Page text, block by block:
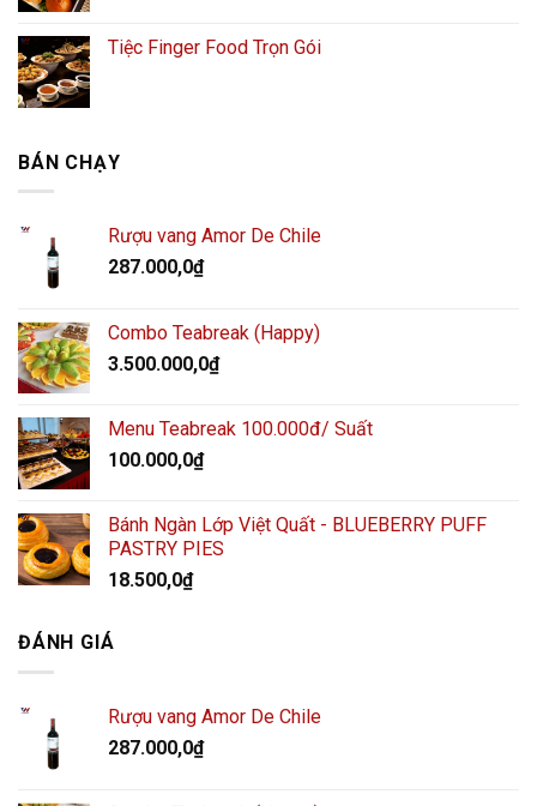
Tiệc Finger Food Trọn Gói
BÁN CHẠY
Rượu vang Amor De Chile
287.000,0₫
Combo Teabreak (Happy)
3.500.000,0₫
Menu Teabreak 100.000đ/ Suất
100.000,0₫
Bánh Ngàn Lớp Việt Quất - BLUEBERRY PUFF
PASTRY PIES
18.500,0₫
ĐÁNH GIÁ
Rượu vang Amor De Chile
287.000,0₫